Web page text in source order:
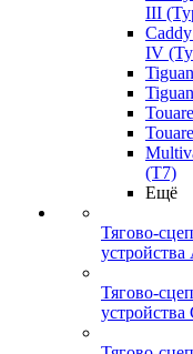
III
IV
(T7)
Ещё
Тягово-
устройства
Тягово-
устройства